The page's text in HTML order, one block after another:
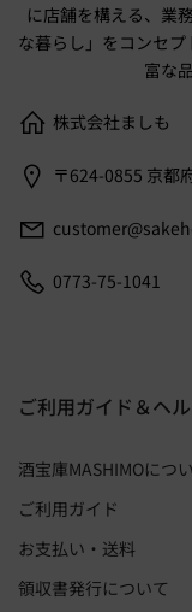
に店舗を構える、業
な暮らし」をコンセ
富な
株式会社ましも
〒624-0855 京都
0773-75-1041
ご利用ガイド＆ヘ
酒宝庫MASHIMOにつ
ご利用ガイド
お支払い・送料
領収書発行について